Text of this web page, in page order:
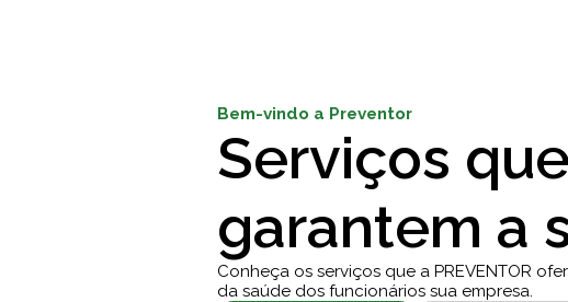
Bem-vindo a Preventor
Serviços que
garantem a
Conheça os serviços que a PREVENTOR
da saúde dos funcionários sua empresa.